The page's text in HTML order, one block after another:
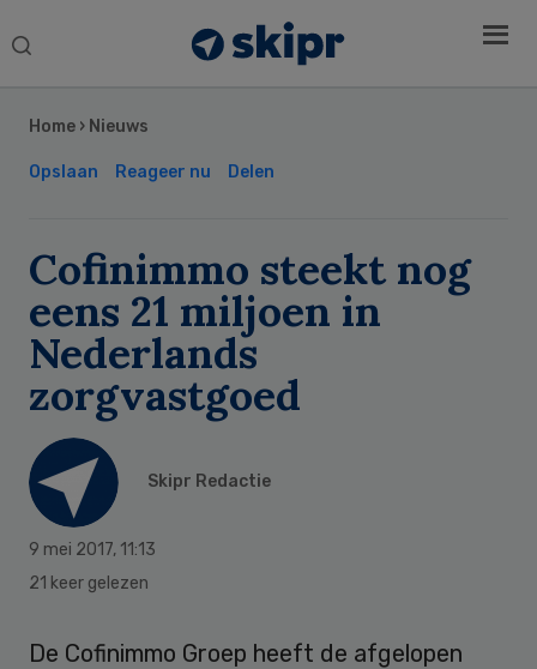
Search
Home › Nieuws
Opslaan Reageer nu Delen
Cofinimmo steekt nog
eens 21 miljoen in
Nederlands
zorgvastgoed
Skipr Redactie
9 mei 2017, 11:13
21 keer gelezen
De Cofinimmo Groep heeft de afgelopen
Sidebar